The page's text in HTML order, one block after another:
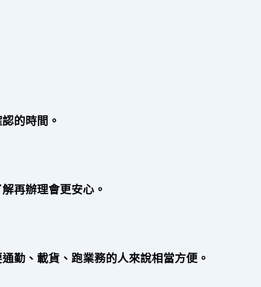
的時間。
再辦理會更安心。
勤、載貨、跑業務的人來說相當方便。